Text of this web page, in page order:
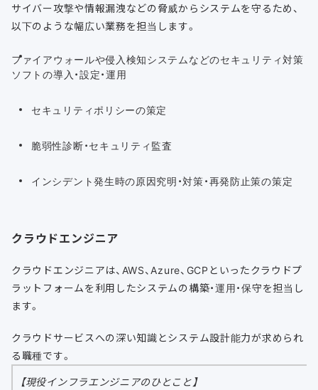
サイバー攻撃や情報漏洩などの脅威からシステムを守るため、
以下のような幅広い業務を担当します。
ファイアウォールや侵入検知システムなどのセキュリティ対策
ソフトの導入・設定・運用
セキュリティポリシーの策定
脆弱性診断・セキュリティ監査
インシデント発生時の原因究明・対策・再発防止策の策定
クラウドエンジニア
クラウドエンジニアは、AWS、Azure、GCPといったクラウドプ
ラットフォームを利用したシステムの構築・運用・保守を担当し
ます。
クラウドサービスへの深い知識とシステム設計能力が求められ
る職種です。
【現役インフラエンジニアのひとこと】